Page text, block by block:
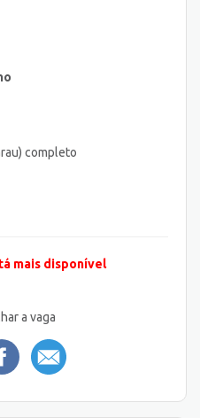
completo
mais disponível
a vaga